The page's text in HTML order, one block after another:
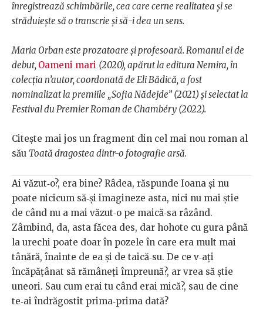
înregistrează schimbările, cea care cerne realitatea și se
străduiește să o transcrie și să-i dea un sens.
Maria Orban este prozatoare și profesoară. Romanul ei de
debut, Oameni mari (2020), apărut la editura Nemira, în
colecția n’autor, coordonată de Eli Bădică, a fost
nominalizat la premiile „Sofia Nădejde” (2021) și selectat la
Festival du Premier Roman de Chambéry (2022).
Citește mai jos un fragment din cel mai nou roman al
său Toată dragostea dintr-o fotografie arsă.
Ai văzut‑o?, era bine? Râdea, răspunde Ioana și nu
poate nicicum să‑și imagineze asta, nici nu mai știe
de când nu a mai văzut‑o pe maică‑sa râzând.
Zâmbind, da, asta făcea des, dar hohote cu gura până
la urechi poate doar în pozele în care era mult mai
tânără, înainte de ea și de taică‑su. De ce v‑ați
încăpățânat să rămâneți împreună?, ar vrea să știe
uneori. Sau cum erai tu când erai mică?, sau de cine
te‑ai îndrăgostit prima‑prima dată?